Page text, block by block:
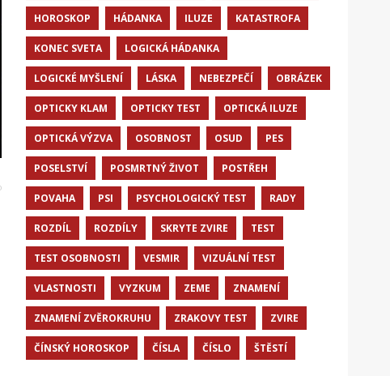
HOROSKOP HÁDANKA ILUZE KATASTROFA
KONEC SVETA LOGICKÁ HÁDANKA
LOGICKÉ MYŠLENÍ LÁSKA NEBEZPEČÍ OBRÁZEK
OPTICKY KLAM OPTICKY TEST OPTICKÁ ILUZE
OPTICKÁ VÝZVA OSOBNOST OSUD PES
POSELSTVÍ POSMRTNÝ ŽIVOT POSTŘEH
POVAHA PSI PSYCHOLOGICKÝ TEST RADY
ROZDÍL ROZDÍLY SKRYTE ZVIRE TEST
TEST OSOBNOSTI VESMIR VIZUÁLNÍ TEST
VLASTNOSTI VYZKUM ZEME ZNAMENÍ
ZNAMENÍ ZVĚROKRUHU ZRAKOVY TEST ZVIRE
ČÍNSKÝ HOROSKOP ČÍSLA ČÍSLO ŠTĚSTÍ